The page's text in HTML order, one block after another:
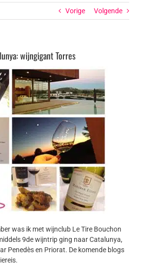
Vorige Volgende
wijngigant Torres
was ik met wijnclub Le Tire Bouchon
9de wijntrip ging naar Catalunya,
Penedès en Priorat. De komende blogs